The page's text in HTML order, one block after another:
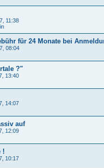
11:38
für 24 Monate bei
08:04
?"
13:40
14:07
auf
12:09
!
10:17